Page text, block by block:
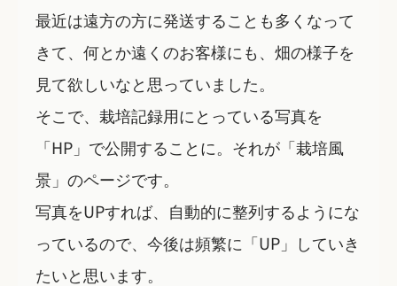
最近は遠方の方に発送することも多くなって
きて、何とか遠くのお客様にも、畑の様子を
見て欲しいなと思っていました。
そこで、栽培記録用にとっている写真を
「HP」で公開することに。それが「栽培風
景」のページです。
写真をUPすれば、自動的に整列するようにな
っているので、今後は頻繁に「UP」していき
たいと思います。